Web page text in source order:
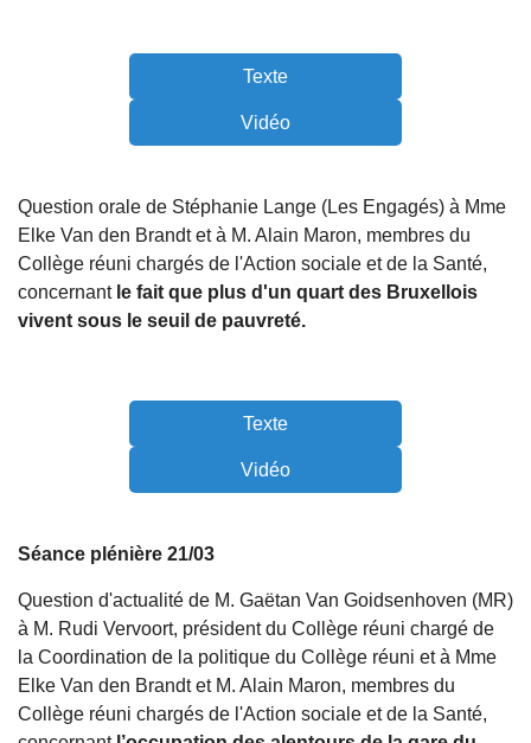
Texte
Vidéo
Question orale de Stéphanie Lange (Les Engagés) à Mme
Elke Van den Brandt et à M. Alain Maron, membres du
Collège réuni chargés de l'Action sociale et de la Santé,
concernantle fait que plus d'un quart des Bruxellois
vivent sous le seuil de pauvreté.
Texte
Vidéo
Séance plénière 21/03
Question d'actualité de M. Gaëtan Van Goidsenhoven (MR)
à M. Rudi Vervoort, président du Collège réuni chargé de
la Coordination de la politique du Collège réuni et à Mme
Elke Van den Brandt et M. Alain Maron, membres du
Collège réuni chargés de l'Action sociale et de la Santé,